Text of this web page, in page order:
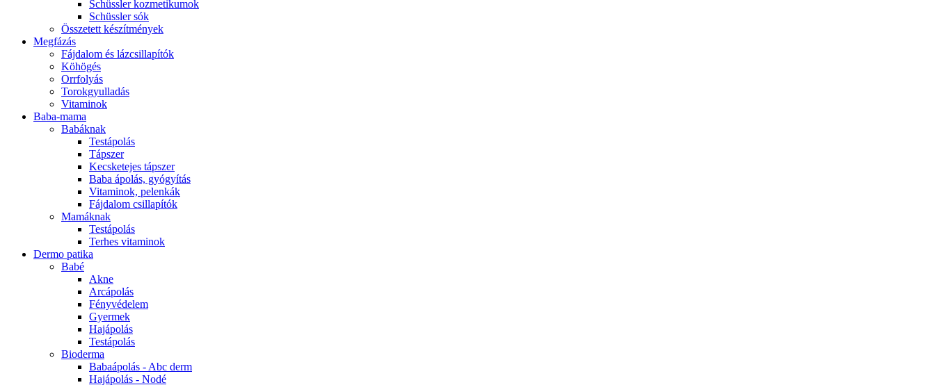
Schüssler kozmetikumok
Schüssler sók
Összetett készítmények
Megfázás
Fájdalom és lázcsillapítók
Köhögés
Orrfolyás
Torokgyulladás
Vitaminok
Baba-mama
Babáknak
Testápolás
Tápszer
Kecsketejes tápszer
Baba ápolás, gyógyítás
Vitaminok, pelenkák
Fájdalom csillapítók
Mamáknak
Testápolás
Terhes vitaminok
Dermo patika
Babé
Akne
Arcápolás
Fényvédelem
Gyermek
Hajápolás
Testápolás
Bioderma
Babaápolás - Abc derm
Hajápolás - Nodé